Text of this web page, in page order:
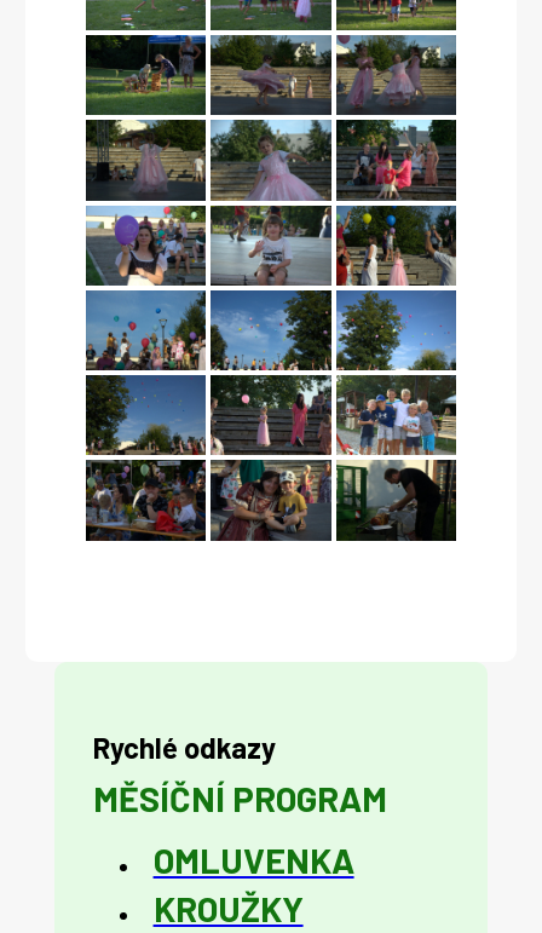
Rychlé odkazy
MĚSÍČNÍ PROGRAM
OMLUVENKA
KROUŽKY